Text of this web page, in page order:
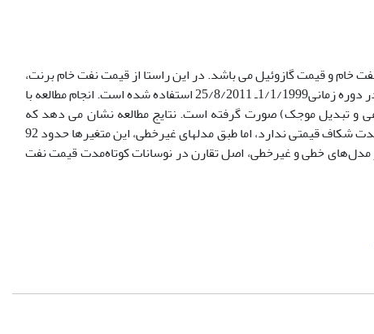
خام و قیمت گازوئیل می باشد. در این راستا از قیمت نفت خام برنت،
قیمت گازوییل 6 کشور اروپایی و نوسانات نرخ برابری یورو به دلار به صورت هفتگی در دوره زمانی1/1/1999ـ 25/8/2011 استفاده شده است. انجام مطالعه با
و تبدیل موجک) صورت گرفته است. نتایج مطالعه نشان می دهد که
اگرچه طبق مدلهای خطی و غیرخطی متغیرهای مذکور تاثیر چندانی در نوسانات کوتاه‌مدت شکاف قیمتی ندارد، اما طبق مدلهای غیرخطی، این متغیرها حدود 92
خطی و غیرخطی، اصل تقارن در نوسانات کوتاه‌مدت قیمت نفت